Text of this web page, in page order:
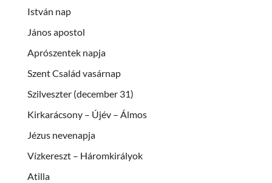
István nap
János apostol
Aprószentek napja
Szent Család vasárnap
Szilveszter (december 31)
Kirkarácsony – Újév – Álmos
Jézus nevenapja
Vízkereszt – Háromkirályok
Atilla